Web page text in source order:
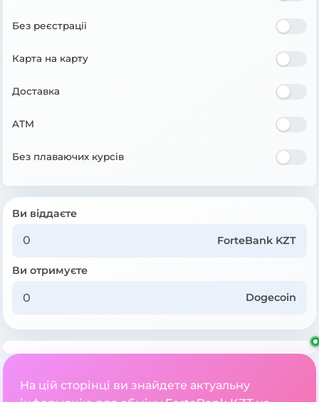
Без реєстрації
Карта на карту
Доставка
ATM
Без плаваючих курсів
Ви віддаєте
ForteBank KZT
Ви отримуєте
Dogecoin
На цій сторінці ви знайдете актуальну